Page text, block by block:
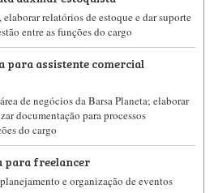
relatórios de estoque e dar suporte
entre as funções do cargo
para assistente comercial
de negócios da Barsa Planeta; elaborar
documentação para processos
do cargo
para freelancer
e organização de eventos